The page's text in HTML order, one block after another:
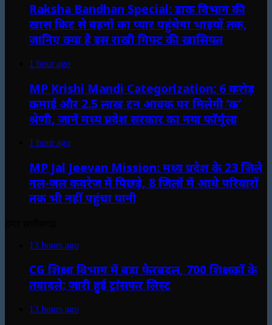
Raksha Bandhan Special: डाक विभाग की
खास किट से बहनों का प्यार पहुंचेगा भाइयों तक,
जानिए क्या है इस राखी गिफ्ट की खासियत
1 hour ago
MP Krishi Mandi Categorization: 6 करोड़
कमाई और 2.5 लाख टन आवक पर मिलेगी ‘क’
श्रेणी, जानें मध्य प्रदेश सरकार का नया फॉर्मूला
1 hour ago
MP Jal Jeevan Mission: मध्य प्रदेश के 23 जिले
नल-जल कवरेज में पिछड़े, 8 जिलों में आधे परिवारों
तक भी नहीं पहुंचा पानी
13 hours ago
CG शिक्षा विभाग में बड़ा फेरबदल, 700 शिक्षकों के
तबादले; जारी हुई ट्रांसफर लिस्ट
13 hours ago